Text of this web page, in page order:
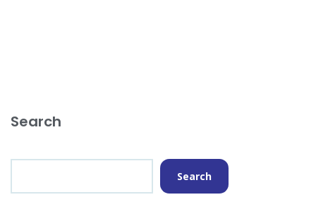
Search
Search